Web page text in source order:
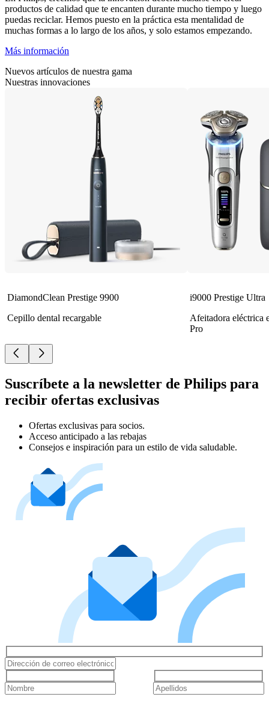
productos de calidad que te encanten durante mucho tiempo y luego
puedas reciclar. Hemos puesto en la práctica esta mentalidad de
muchas formas a lo largo de los años, y solo estamos empezando.
Más información
Nuevos artículos de nuestra gama
Nuestras innovaciones
DiamondClean Prestige 9900
Cepillo dental recargable
i9000 Prestige Ultra
Afeitadora eléctrica
Pro
Suscríbete a la newsletter de Philips para
recibir ofertas exclusivas
Ofertas exclusivas para socios.
Acceso anticipado a las rebajas
Consejos e inspiración para un estilo de vida saludable.